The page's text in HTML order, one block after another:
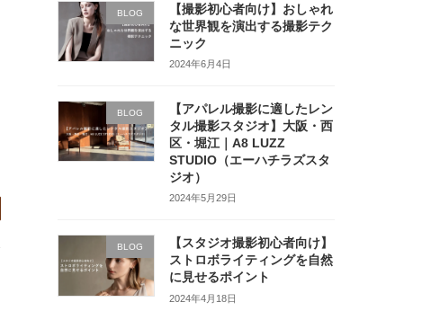
BLOG
【撮影初心者向け】おしゃれ
な世界観を演出する撮影テク
ニック
2024年6月4日
BLOG
【アパレル撮影に適したレン
タル撮影スタジオ】大阪・西
区・堀江｜A8 LUZZ
STUDIO（エーハチラズスタ
ジオ）
2024年5月29日
BLOG
【スタジオ撮影初心者向け】
ストロボライティングを自然
に見せるポイント
2024年4月18日